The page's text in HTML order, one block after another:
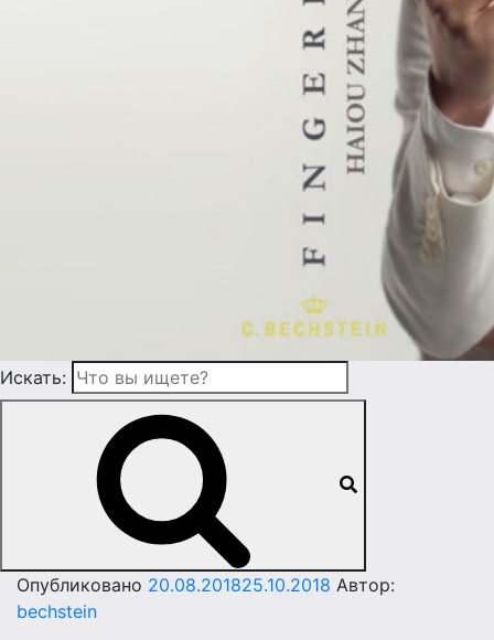
Искать:
Опубликовано 20.08.201825.10.2018 Автор:
bechstein